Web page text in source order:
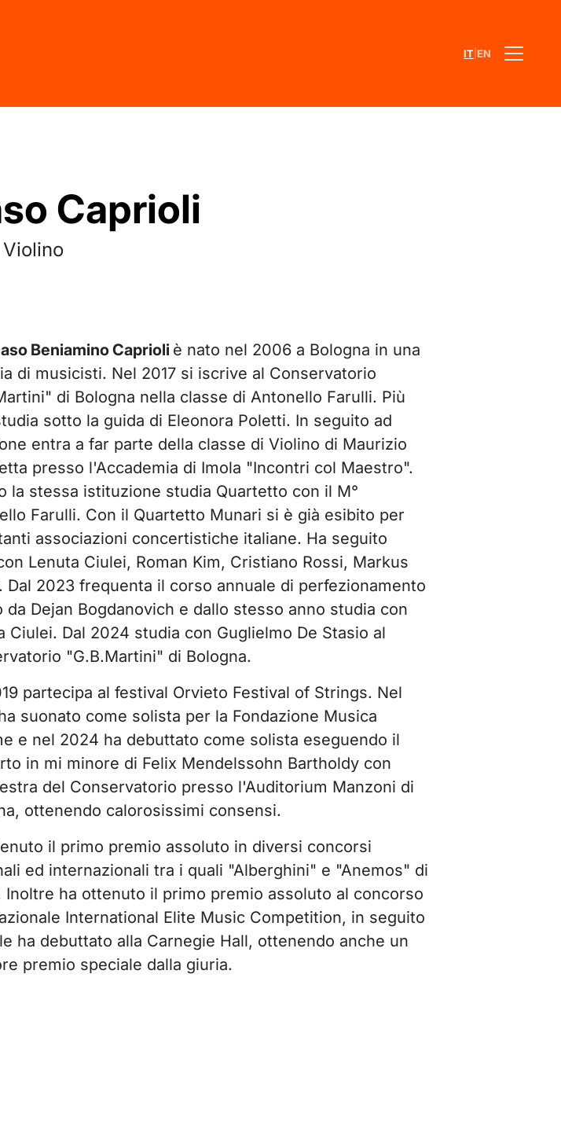
IT EN
Caprioli
Violino
Beniamino Caprioli è nato nel 2006 a Bologna in una
di musicisti. Nel 2017 si iscrive al Conservatorio
di Bologna nella classe di Antonello Farulli. Più
sotto la guida di Eleonora Poletti. In seguito ad
entra a far parte della classe di Violino di Maurizio
presso l'Accademia di Imola "Incontri col Maestro".
la stessa istituzione studia Quartetto con il M°
Farulli. Con il Quartetto Munari si è già esibito per
associazioni concertistiche italiane. Ha seguito
Lenuta Ciulei, Roman Kim, Cristiano Rossi, Markus
Dal 2023 frequenta il corso annuale di perfezionamento
da Dejan Bogdanovich e dallo stesso anno studia con
Ciulei. Dal 2024 studia con Guglielmo De Stasio al
"G.B.Martini" di Bologna.
partecipa al festival Orvieto Festival of Strings. Nel
suonato come solista per la Fondazione Musica
e nel 2024 ha debuttato come solista eseguendo il
in mi minore di Felix Mendelssohn Bartholdy con
del Conservatorio presso l'Auditorium Manzoni di
ottenendo calorosissimi consensi.
il primo premio assoluto in diversi concorsi
ed internazionali tra i quali "Alberghini" e "Anemos" di
Inoltre ha ottenuto il primo premio assoluto al concorso
International Elite Music Competition, in seguito
ha debuttato alla Carnegie Hall, ottenendo anche un
premio speciale dalla giuria.